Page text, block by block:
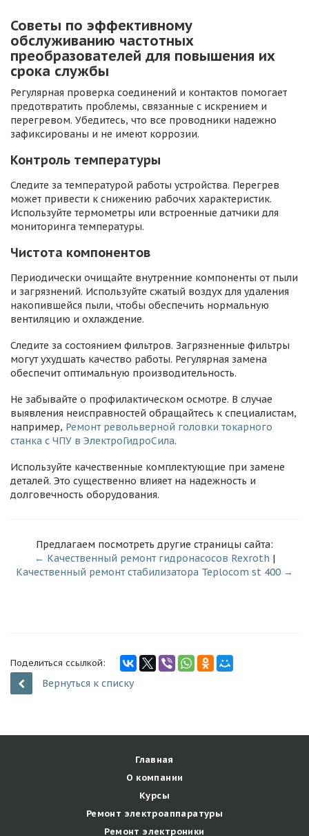
Советы по эффективному
обслуживанию частотных
преобразователей для повышения их
срока службы
Регулярная проверка соединений и контактов помогает
предотвратить проблемы, связанные с искрением и
перегревом. Убедитесь, что все проводники надежно
зафиксированы и не имеют коррозии.
Контроль температуры
Следите за температурой работы устройства. Перегрев
может привести к снижению рабочих характеристик.
Используйте термометры или встроенные датчики для
мониторинга температуры.
Чистота компонентов
Периодически очищайте внутренние компоненты от пыли
и загрязнений. Используйте сжатый воздух для удаления
накопившейся пыли, чтобы обеспечить нормальную
вентиляцию и охлаждение.
Следите за состоянием фильтров. Загрязненные фильтры
могут ухудшать качество работы. Регулярная замена
обеспечит оптимальную производительность.
Не забывайте о профилактическом осмотре. В случае
выявления неисправностей обращайтесь к специалистам,
например, Ремонт револьверной головки токарного
станка с ЧПУ в ЭлектроГидроСила.
Используйте качественные комплектующие при замене
деталей. Это существенно влияет на надежность и
долговечность оборудования.
Предлагаем посмотреть другие страницы сайта:
← Качественный ремонт гидронасосов Rexroth |
Качественный ремонт стабилизатора Teplocom st 400 →
Поделиться ссылкой:
Вернуться к списку
Главная
О компании
Курсы
Ремонт электроаппаратуры
Ремонт электроники